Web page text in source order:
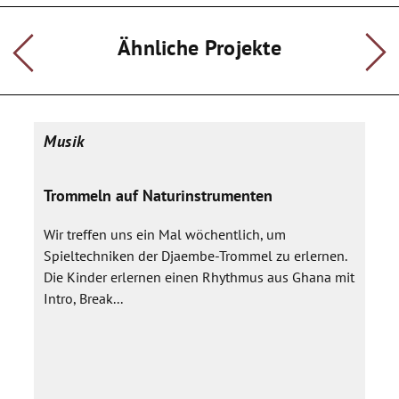
Ähnliche Projekte
Musik
Trommeln auf Naturinstrumenten
Wir treffen uns ein Mal wöchentlich, um
Spieltechniken der Djaembe-Trommel zu erlernen.
Die Kinder erlernen einen Rhythmus aus Ghana mit
Intro, Break...